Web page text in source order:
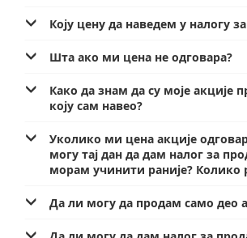
Коју цену да наведем у налогу
Шта ако ми цена не одговара?
Како да знам да су моје акције
коју сам навео?
Уколико ми цена акције
могу тај дан да дам налог за
морам учинити раније? Колико
Да ли могу да продам само део